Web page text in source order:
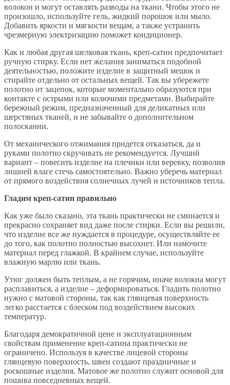
волокон и могут оставлять разводы на ткани. Чтобы этого не
произошло, используйте гель, жидкий порошок или мыло.
Добавить яркости и мягкости вещам, а также устранить
чрезмерную электризацию поможет кондиционер.
Как и любая другая шелковая ткань, креп-сатин предпочитает
ручную стирку. Если нет желания заниматься подобной
деятельностью, положите изделие в защитный мешок и
стирайте отдельно от остальных вещей. Так вы убережете
полотно от зацепок, которые моментально образуются при
контакте с острыми или колючими предметами. Выбирайте
бережный режим, предназначенный для деликатных или
шерстяных тканей, и не забывайте о дополнительном
полоскании.
От механического отжимания придется отказаться, да и
руками полотно скручивать не рекомендуется. Лучший
вариант – повесить изделие на плечики или веревку, позволив
лишней влаге стечь самостоятельно. Важно уберечь материал
от прямого воздействия солнечных лучей и источников тепла.
Гладим креп-сатин правильно
Как уже было сказано, эта ткань практически не сминается и
прекрасно сохраняет вид даже после стирки. Если вы решили,
что изделие все же нуждается в процедуре, осуществляйте ее
до того, как полотно полностью высохнет. Или намочите
материал перед глажкой. В крайнем случае, используйте
влажную марлю или ткань.
Утюг должен быть теплым, а не горячим, иначе волокна могут
расплавиться, а изделие – деформироваться. Гладить полотно
нужно с матовой стороны, так как глянцевая поверхность
легко расстается с блеском под воздействием высоких
температур.
Благодаря демократичной цене и эксплуатационным
свойствам применение креп-сатина практически не
ограничено. Используя в качестве лицевой стороны
глянцевую поверхность, швеи создают праздничные и
роскошные изделия. Матовое же полотно служит основой для
пошива повседневных вещей.